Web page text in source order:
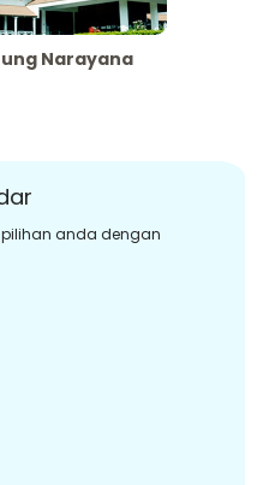
Narayana
anda dengan